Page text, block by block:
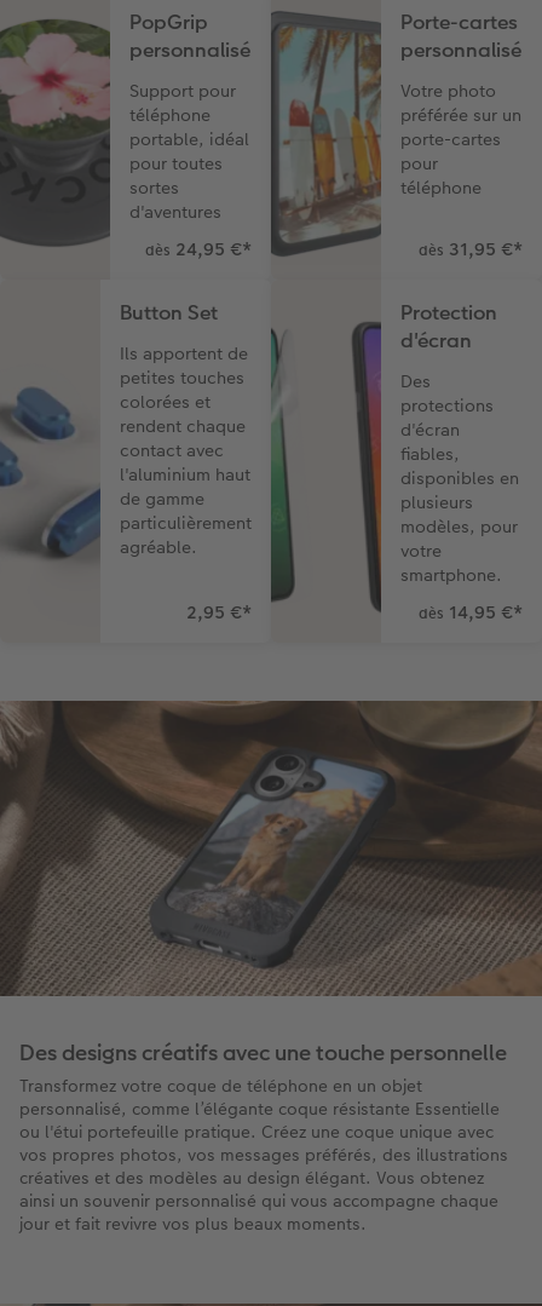
PopGrip
personnalisé
Support pour
téléphone
portable, idéal
pour toutes
sortes
d'aventures
dès 24,95 €*
Porte-cartes
personnalisé
Votre photo
préférée sur un
porte-cartes
pour
téléphone
dès 31,95 €*
Button Set
Ils apportent de
petites touches
colorées et
rendent chaque
contact avec
l'aluminium haut
de gamme
particulièrement
agréable.
2,95 €*
Protection
d'écran
Des
protections
d'écran
fiables,
disponibles en
plusieurs
modèles, pour
votre
smartphone.
dès 14,95 €*
Des designs créatifs avec une touche personnelle
Transformez votre coque de téléphone en un objet
personnalisé, comme l’élégante coque résistante Essentielle
ou l'étui portefeuille pratique. Créez une coque unique avec
vos propres photos, vos messages préférés, des illustrations
créatives et des modèles au design élégant. Vous obtenez
ainsi un souvenir personnalisé qui vous accompagne chaque
jour et fait revivre vos plus beaux moments.